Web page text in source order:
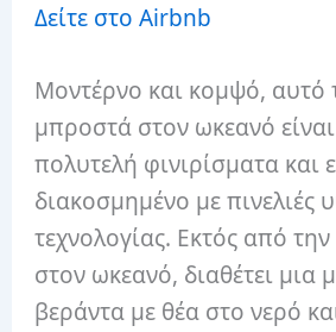
Δείτε στο Airbnb
Μοντέρνο και κομψό, αυτό
μπροστά στον ωκεανό
πολυτελή φινιρίσματα και
διακοσμημένο με πινελιές
τεχνολογίας. Εκτός από
στον ωκεανό, διαθέτει μια
βεράντα με θέα στο νερό